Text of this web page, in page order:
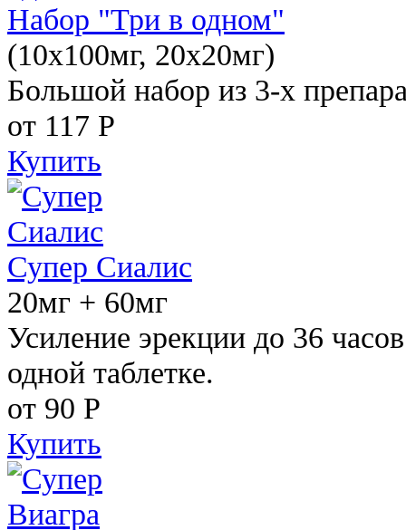
Набор "Три в одном"
(10x100мг, 20x20мг)
Большой набор из 3-х
от 117 Р
Купить
Супер Сиалис
20мг + 60мг
Усиление эрекции до 36
одной таблетке.
от 90 Р
Купить